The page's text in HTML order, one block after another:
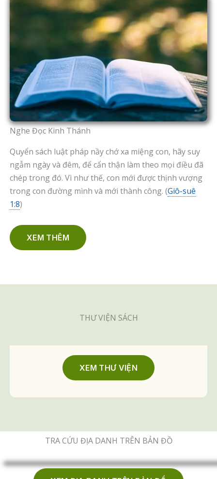
Nghe Đọc Kinh Thánh
Quyển sách luật pháp nầy chớ xa miệng con, hãy suy
ngẫm ngày và đêm, để cẩn thận làm theo mọi điều đã
chép trong đó. Vì như thế, con mới được thịnh vượng
trong con đường mình và mới thành công. (Giô-suê
1:8)
XEM THÊM
THƯ VIỆN SÁCH
XEM THƯ VIỆN
TRA CỨU ĐỊA DANH TRÊN BẢN ĐỒ